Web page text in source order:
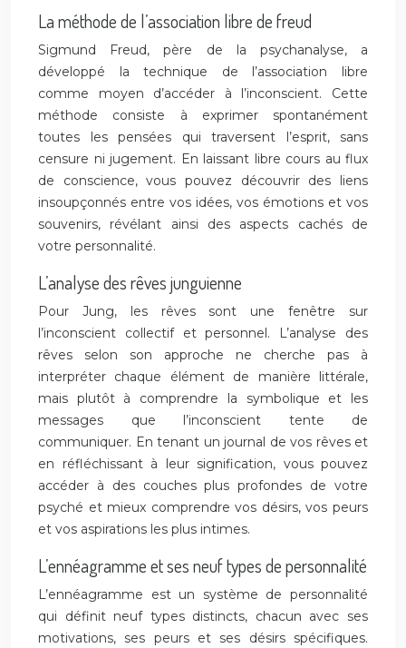
La méthode de l’association libre de freud
Sigmund Freud, père de la psychanalyse, a
développé la technique de l’association libre
comme moyen d’accéder à l’inconscient. Cette
méthode consiste à exprimer spontanément
toutes les pensées qui traversent l’esprit, sans
censure ni jugement. En laissant libre cours au flux
de conscience, vous pouvez découvrir des liens
insoupçonnés entre vos idées, vos émotions et vos
souvenirs, révélant ainsi des aspects cachés de
votre personnalité.
L’analyse des rêves junguienne
Pour Jung, les rêves sont une fenêtre sur
l’inconscient collectif et personnel. L’analyse des
rêves selon son approche ne cherche pas à
interpréter chaque élément de manière littérale,
mais plutôt à comprendre la symbolique et les
messages que l’inconscient tente de
communiquer. En tenant un journal de vos rêves et
en réfléchissant à leur signification, vous pouvez
accéder à des couches plus profondes de votre
psyché et mieux comprendre vos désirs, vos peurs
et vos aspirations les plus intimes.
L’ennéagramme et ses neuf types de personnalité
L’ennéagramme est un système de personnalité
qui définit neuf types distincts, chacun avec ses
motivations, ses peurs et ses désirs spécifiques.